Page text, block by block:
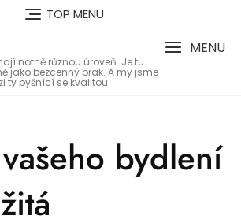
TOP MENU
notně různou úroveň. Je tu
jako bezcenný brak. A my jsme
ty pyšnící se kvalitou.
MENU
bydlení